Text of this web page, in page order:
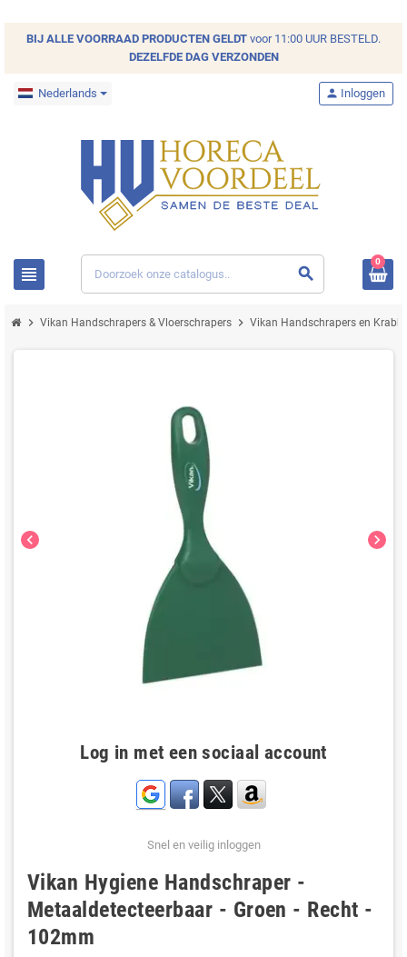
BIJ ALLE VOORRAAD PRODUCTEN GELDT voor 11:00 UUR BESTELD.
DEZELFDE DAG VERZONDEN
Nederlands
view_headline search
person Inloggen
0
chevron_right Vikan Handschrapers & Vloerschrapers chevron_right Vikan Handschrapers en
chevron_left chevron_right
Log in met een sociaal account
Snel en veilig inloggen
Vikan Hygiene Handschraper -
Metaaldetecteerbaar - Groen - Recht -
102mm